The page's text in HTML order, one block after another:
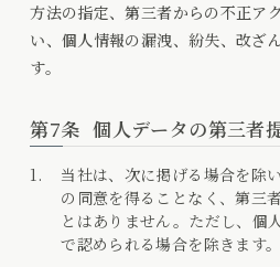
方法の指定、第三者からの不正ア
い、個人情報の漏洩、紛失、改ざ
す。
第7条 個人データの第三者
当社は、次に掲げる場合を除
の同意を得ることなく、第三
とはありません。ただし、個
で認められる場合を除きます。